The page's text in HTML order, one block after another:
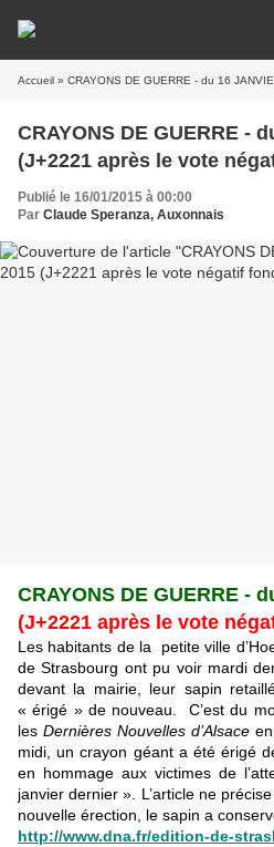
Accueil » CRAYONS DE GUERRE - du 16 JANVIER
CRAYONS DE GUERRE -
(J+2221 après le vote
Publié le 16/01/2015 à 00:00
Par Claude Speranza, Auxonnais
CRAYONS DE GUERRE -
(J+2221 après le vote
Les habitants de la petite ville
de Strasbourg ont pu voir mardi
devant la mairie, leur sapin
« érigé » de nouveau. C’est du
les Dernières Nouvelles d’Alsace
midi, un crayon géant a été érigé
en hommage aux victimes de
janvier dernier ». L’article ne
nouvelle érection, le sapin a
http://www.dna.fr/edition-de-